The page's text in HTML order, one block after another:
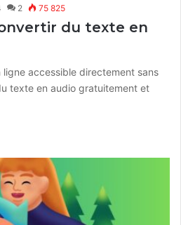
2 75 825
du texte en
accessible directement sans
texte en audio gratuitement et